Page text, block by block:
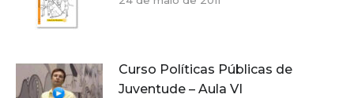
Curso Políticas Públicas de
Juventude – Aula VI